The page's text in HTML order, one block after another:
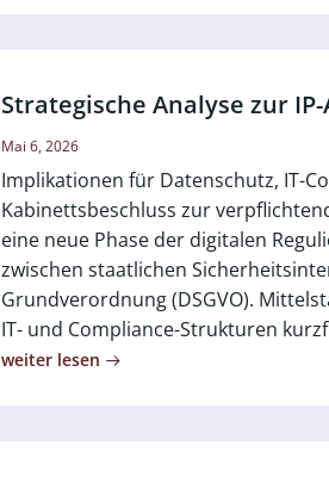
Strategische Analyse zur
Mai 6, 2026
Implikationen für Datenschutz, IT-
Kabinettsbeschluss zur
eine neue Phase der digitalen
zwischen staatlichen
Grundverordnung (DSGVO).
IT- und Compliance-Strukturen
weiter lesen